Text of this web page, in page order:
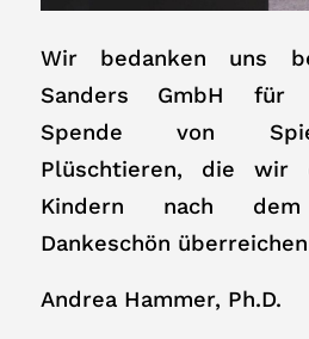
Wir bedanken uns
Sanders GmbH für
Spende von
Plüschtieren, die wir
Kindern nach
Dankeschön
Andrea Hammer, Ph.D.